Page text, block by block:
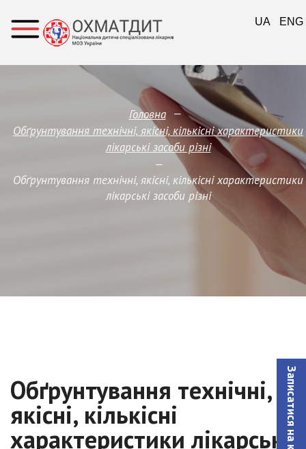
Головна —
Обґрунтування технічні, якісні, кількісні характеристики
лікарські засоби різні
—
Обґрунтування технічні, якісні, кількісні характеристики
лікарські засоби різні
Обґрунтування технічні,
якісні, кількісні
характеристики лікарські
UA ENG